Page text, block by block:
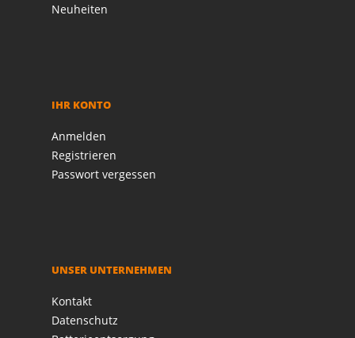
Neuheiten
IHR KONTO
Anmelden
Registrieren
Passwort vergessen
UNSER UNTERNEHMEN
Kontakt
Datenschutz